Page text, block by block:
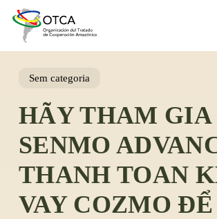
content
Sem categoria
HÃY THAM GIA
SENMO
THANH TOAN
VAY COZMO ĐỂ